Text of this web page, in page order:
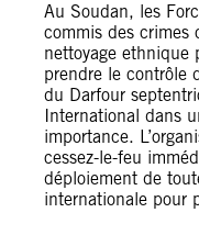
Au Soudan, les
commis des crimes
nettoyage ethnique
prendre le contrôle
du Darfour
International dans
importance.
cessez-le-feu
déploiement de
internationale pour